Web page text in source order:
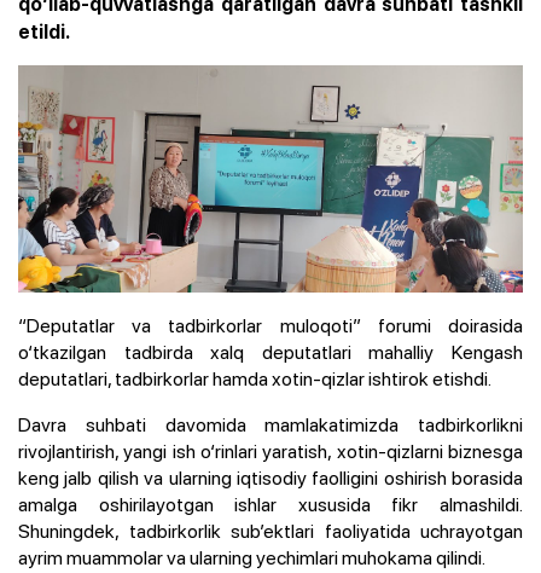
qo‘llab-quvvatlashga qaratilgan davra suhbati tashkil
etildi.
“Deputatlar va tadbirkorlar muloqoti” forumi doirasida
o‘tkazilgan tadbirda xalq deputatlari mahalliy Kengash
deputatlari, tadbirkorlar hamda xotin-qizlar ishtirok etishdi.
Davra suhbati davomida mamlakatimizda tadbirkorlikni
rivojlantirish, yangi ish o‘rinlari yaratish, xotin-qizlarni biznesga
keng jalb qilish va ularning iqtisodiy faolligini oshirish borasida
amalga oshirilayotgan ishlar xususida fikr almashildi.
Shuningdek, tadbirkorlik sub’ektlari faoliyatida uchrayotgan
ayrim muammolar va ularning yechimlari muhokama qilindi.